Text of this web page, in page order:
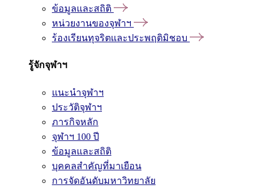
ข้อมูลและสถิติ
หน่วยงานของจุฬาฯ
ร้องเรียนทุจริตและประพฤติมิชอบ
รู้จักจุฬาฯ
แนะนำจุฬาฯ
ประวัติจุฬาฯ
ภารกิจหลัก
จุฬาฯ 100 ปี
ข้อมูลและสถิติ
บุคคลสำคัญที่มาเยือน
การจัดอันดับมหาวิทยาลัย